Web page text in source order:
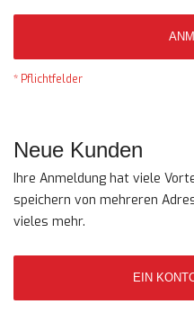
Neue Kunden
Ihre Anmeldung hat viele
speichern von mehreren
vieles mehr.
EIN